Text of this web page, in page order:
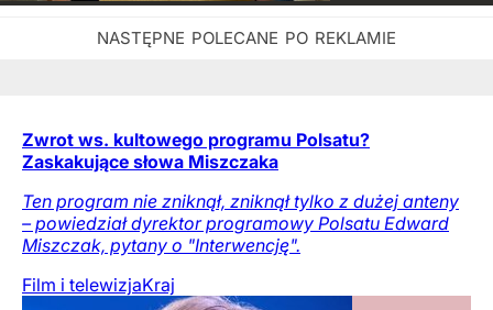
Zwrot ws. kultowego programu Polsatu?
Zaskakujące słowa Miszczaka
Ten program nie zniknął, zniknął tylko z dużej anteny
– powiedział dyrektor programowy Polsatu Edward
Miszczak, pytany o "Interwencję".
Film i telewizjaKraj